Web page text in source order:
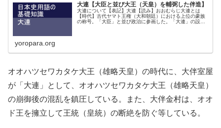
大連【大臣と並び大王（天皇）を輔弼した伴造】
大連について【表記】大連【読み】おおむらじ大連とは
【時代】古代ヤマト王権（大和朝廷）における上位の豪族
の称号。「大臣」と並び政治に参画した。「大連」の設置
yoropara.org
オオハツセワカタケ大王（雄略天皇）の時代に、大伴室屋
が「大連」として、オオハツセワカタケ大王（雄略天皇）
の崩御後の混乱を鎮圧している。また、大伴金村は、オオ
ド王を擁立して王統（皇統）の断絶を防ぐ等している。